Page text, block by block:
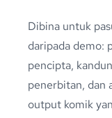
Dibina untuk
daripada demo:
pencipta,
penerbitan, dan
output komik